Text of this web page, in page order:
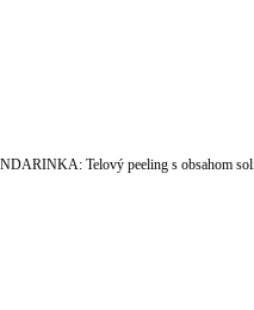
Telový peeling s obsahom